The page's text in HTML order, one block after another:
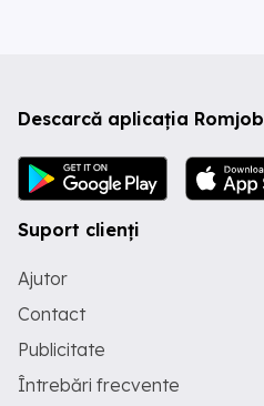
Descarcă aplicația Romjob
Suport clienți
Ajutor
Contact
Publicitate
Întrebări frecvente